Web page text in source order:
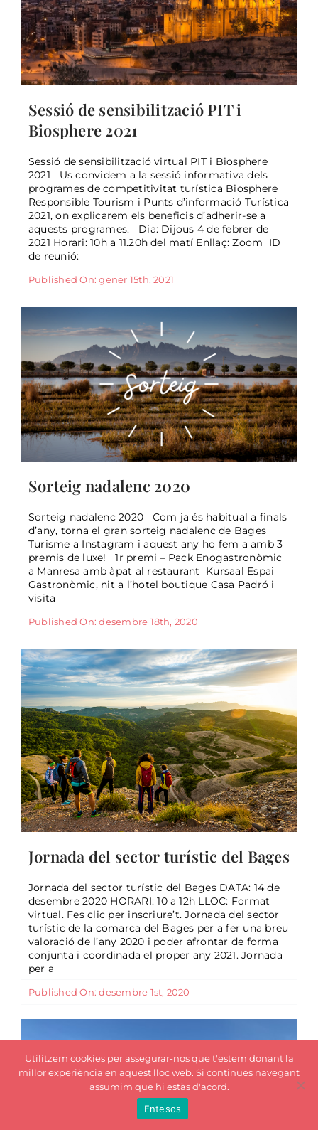
Sessió de sensibilització PIT i
Biosphere 2021
Sessió de sensibilització virtual PIT i Biosphere
2021 Us convidem a la sessió informativa dels
programes de competitivitat turística Biosphere
Responsible Tourism i Punts d’informació Turística
2021, on explicarem els beneficis d’adherir-se a
aquests programes. Dia: Dijous 4 de febrer de
2021 Horari: 10h a 11.20h del matí Enllaç: Zoom ID
de reunió:
Published On: gener 15th, 2021
Sorteig nadalenc 2020
General
Sorteig nadalenc 2020
Sorteig nadalenc 2020 Com ja és habitual a finals
d’any, torna el gran sorteig nadalenc de Bages
Turisme a Instagram i aquest any ho fem a amb 3
premis de luxe! 1r premi – Pack Enogastronòmic
a Manresa amb àpat al restaurant Kursaal Espai
Gastronòmic, nit a l’hotel boutique Casa Padró i
visita
Published On: desembre 18th, 2020
Jornada del sector turístic del
Bages
General
Jornada del sector turístic del Bages
Jornada del sector turístic del Bages DATA: 14 de
desembre 2020 HORARI: 10 a 12h LLOC: Format
virtual. Fes clic per inscriure’t. Jornada del sector
turístic de la comarca del Bages per a fer una breu
valoració de l’any 2020 i poder afrontar de forma
conjunta i coordinada el proper any 2021. Jornada
per a
Published On: desembre 1st, 2020
Cinc influencers catalanes visiten el
Bages més sostenible
General
Utilitzem cookies per assegurar-nos que t'estem donant la
millor experiència en aquest lloc web. Si continues navegant
assumim que hi estàs d'acord.
Entesos